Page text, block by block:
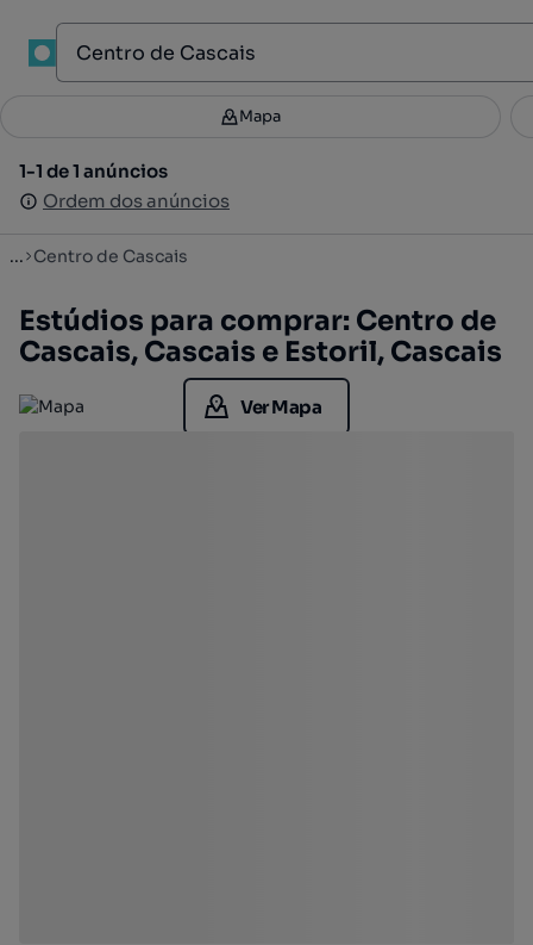
Filtros 2
1-1 de 1 anúncios
Ordem dos anúncios
Mapa
1-1 de 1 anúncios
Ordem dos anúncios
... Centro de Cascais
Estúdios para comprar: Centro de
Cascais, Cascais e Estoril, Cascais
Ver Mapa